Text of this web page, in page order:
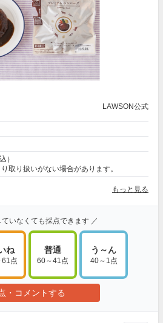
LAWSON公式
）
取り扱いがない場合があります。
もっと見る
いなくても採点できます ／
ね
61点
普通
60～41点
う～ん
40～1点
・コメントする